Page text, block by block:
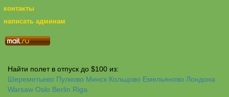
контакты
написать админам
Найти полет в отпуск до $100 из:
Шереметьево Пулково Минск Кольцово Емельяново Лондона
Warsaw Oslo Berlin Riga